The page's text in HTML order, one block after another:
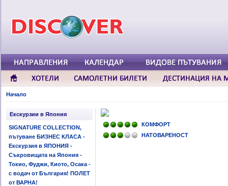
Начало
Екскурзии в Япония
SIGNATURE COLLECTION,
пътуване БИЗНЕС КЛАСА -
Екскурзия в ЯПОНИЯ -
Съкровищата на Япония -
Токио, Фуджи, Киото, Осака -
с водач от България! ПОЛЕТ
от ВАРНА!
КОМФОРТ
НАТОВАРЕНОСТ